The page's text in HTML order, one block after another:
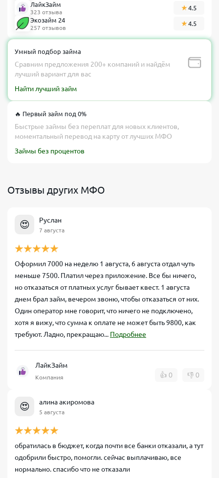
ЛайкЗайм
323 отзыва
4.5
Экозайм 24
257 отзывов
4.5
Умный подбор займа
Сравним предложения 200+ компаний и найдём
лучший вариант для вас
Найти лучший займ
🔥 Первый займ под 0%
Быстрые займы без переплат для новых клиентов,
моментальный перевод на карту от лучших МФО
Займы без процентов
Отзывы других МФО
😍 Руслан
7 августа
Оформил 7000 на неделю 1 августа, 6 августа отдал чуть
меньше 7500. Платил через приложение. Все бы ничего,
но отказаться от платных услуг бывает квест. 1 августа
днем брал займ, вечером звоню, чтобы отказаться от них.
Один оператор мне говорит, что ничего не подключено,
хотя я вижу, что сумма к оплате не может быть 9800, как
требуют. Ладно, прекращаю... Подробнее
ЛайкЗайм
Компания 👍 0 👎 0
😍 алина акиромова
5 августа
обратилась в бюджет, когда почти все банки отказали, а тут
одобрили быстро, помогли. сейчас выплачиваю, все
нормально. спасибо что не отказали